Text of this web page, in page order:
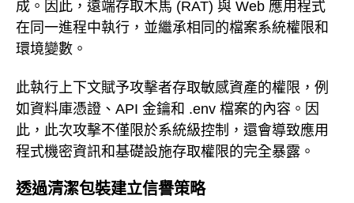
成。因此，遠端存取木馬 (RAT) 與 Web 應用程式
在同一進程中執行，並繼承相同的檔案系統權限和
環境變數。
此執行上下文賦予攻擊者存取敏感資產的權限，例
如資料庫憑證、API 金鑰和 .env 檔案的內容。因
此，此次攻擊不僅限於系統級控制，還會導致應用
程式機密資訊和基礎設施存取權限的完全暴露。
透過清潔包裝建立信譽策略